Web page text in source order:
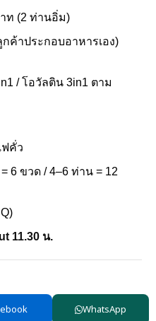
ท (2 ท่านอิ่ม)
ค้าประกอบอาหารเอง)
/ โอวัลติน 3in1 ตาม
คั่ว
6 ขวด / 4–6 ท่าน = 12
11.30 น.
WhatsApp